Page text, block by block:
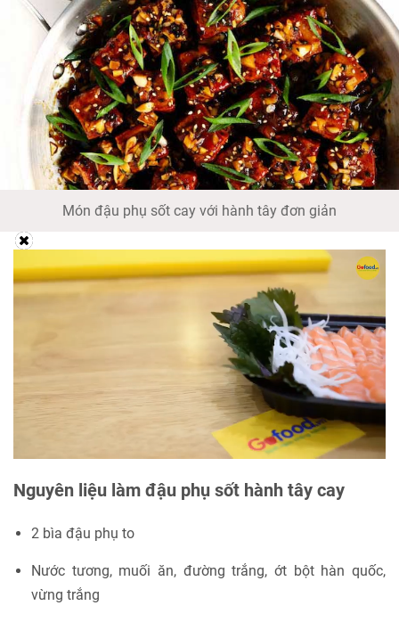
Món đậu phụ sốt cay với hành tây đơn giản
Nguyên liệu làm đậu phụ sốt hành tây cay
2 bìa đậu phụ to
Nước tương, muối ăn, đường trắng, ớt bột hàn quốc,
vừng trắng